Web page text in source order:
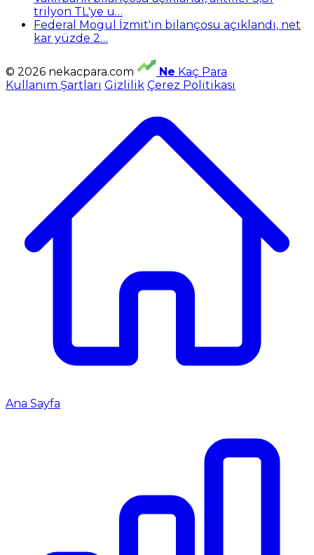
trilyon TL'ye u…
Federal Mogul İzmit'in bilançosu açıklandı, net
kar yüzde 2…
© 2026 nekacpara.com Ne Kaç Para
Kullanım Şartları Gizlilik Çerez Politikası
Ana Sayfa